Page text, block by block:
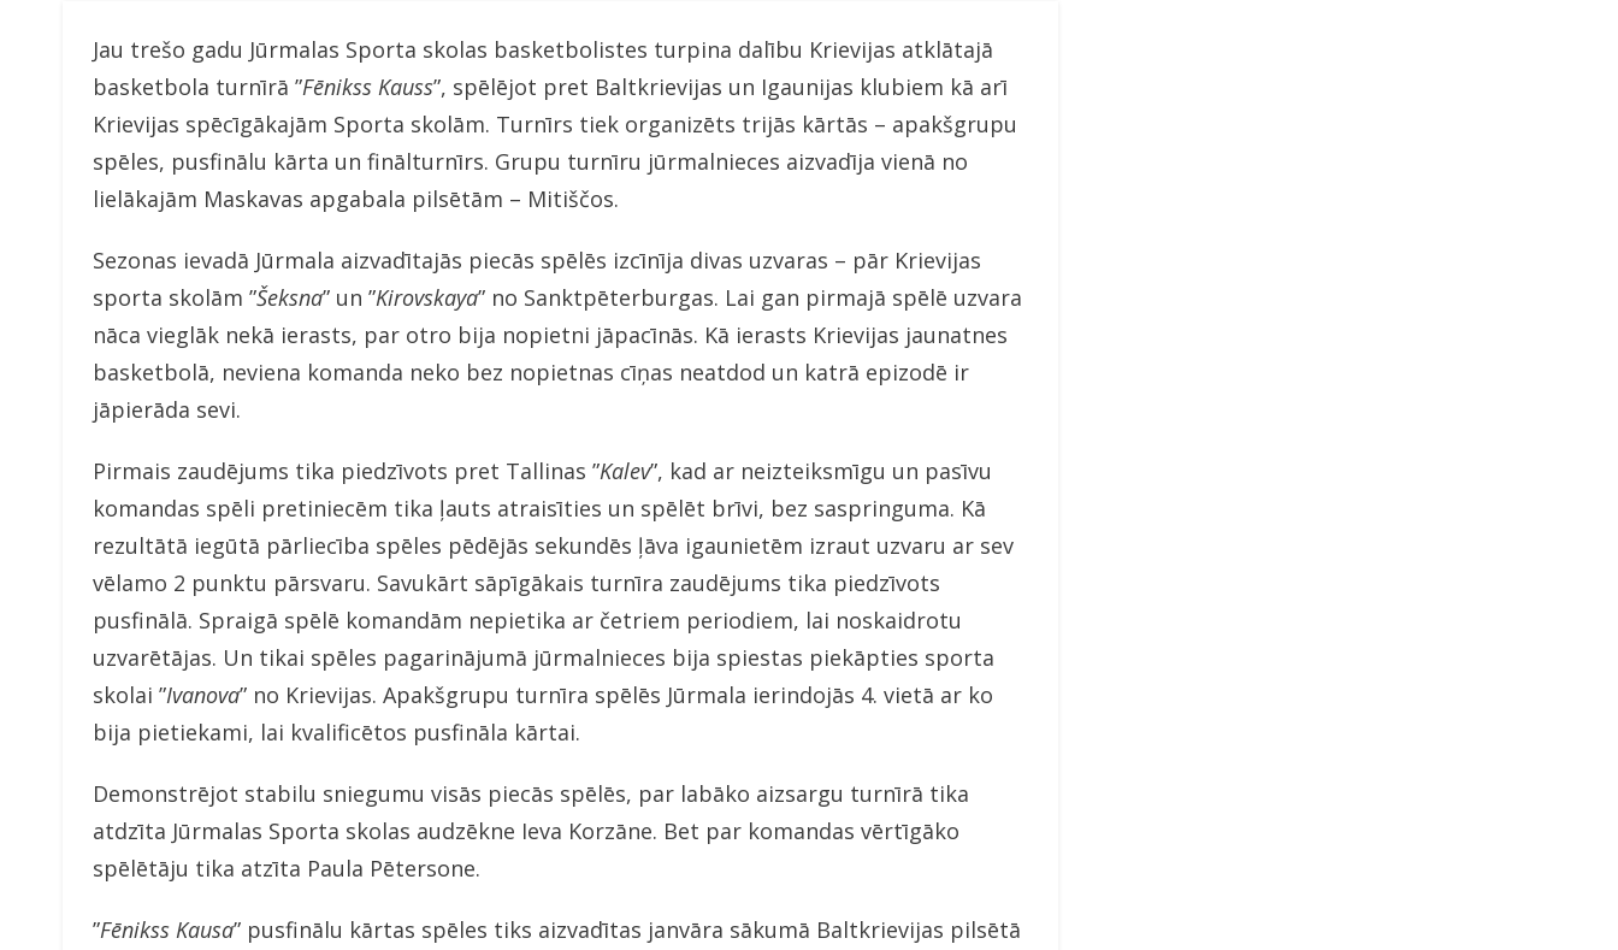
Jau trešo gadu Jūrmalas Sporta skolas basketbolistes turpina dalību Krievijas atklātajā
basketbola turnīrā ”Fēnikss Kauss”, spēlējot pret Baltkrievijas un Igaunijas klubiem kā arī
Krievijas spēcīgākajām Sporta skolām. Turnīrs tiek organizēts trijās kārtās – apakšgrupu
spēles, pusfinālu kārta un finālturnīrs. Grupu turnīru jūrmalnieces aizvadīja vienā no
lielākajām Maskavas apgabala pilsētām – Mitiščos.
Sezonas ievadā Jūrmala aizvadītajās piecās spēlēs izcīnīja divas uzvaras – pār Krievijas
sporta skolām ”Šeksna” un ”Kirovskaya” no Sanktpēterburgas. Lai gan pirmajā spēlē uzvara
nāca vieglāk nekā ierasts, par otro bija nopietni jāpacīnās. Kā ierasts Krievijas jaunatnes
basketbolā, neviena komanda neko bez nopietnas cīņas neatdod un katrā epizodē ir
jāpierāda sevi.
Pirmais zaudējums tika piedzīvots pret Tallinas ”Kalev”, kad ar neizteiksmīgu un pasīvu
komandas spēli pretiniecēm tika ļauts atraisīties un spēlēt brīvi, bez saspringuma. Kā
rezultātā iegūtā pārliecība spēles pēdējās sekundēs ļāva igaunietēm izraut uzvaru ar sev
vēlamo 2 punktu pārsvaru. Savukārt sāpīgākais turnīra zaudējums tika piedzīvots
pusfinālā. Spraigā spēlē komandām nepietika ar četriem periodiem, lai noskaidrotu
uzvarētājas. Un tikai spēles pagarinājumā jūrmalnieces bija spiestas piekāpties sporta
skolai ”Ivanova” no Krievijas. Apakšgrupu turnīra spēlēs Jūrmala ierindojās 4. vietā ar ko
bija pietiekami, lai kvalificētos pusfināla kārtai.
Demonstrējot stabilu sniegumu visās piecās spēlēs, par labāko aizsargu turnīrā tika
atdzīta Jūrmalas Sporta skolas audzēkne Ieva Korzāne. Bet par komandas vērtīgāko
spēlētāju tika atzīta Paula Pētersone.
”Fēnikss Kausa” pusfinālu kārtas spēles tiks aizvadītas janvāra sākumā Baltkrievijas pilsētā